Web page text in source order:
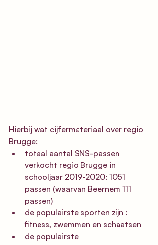
Hierbij wat cijfermateriaal over regio
Brugge:
totaal aantal SNS-passen
verkocht regio Brugge in
schooljaar 2019-2020: 1051
passen (waarvan Beernem 111
passen)
de populairste sporten zijn :
fitness, zwemmen en schaatsen
de populairste